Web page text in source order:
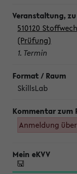
510120
(Prüfung)
1. Termin
SkillsLab
Anmeldung über